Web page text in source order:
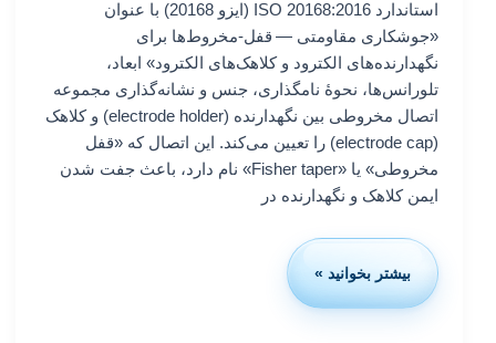
استاندارد ISO 20168:2016 (ایزو 20168) با عنوان
«جوشکاری مقاومتی — قفل-مخروط‌ها برای
نگهدارنده‌های الکترود و کلاهک‌های الکترود» ابعاد،
تلورانس‌ها، نحوهٔ نامگذاری، جنس و نشانه‌گذاری مجموعه
اتصال مخروطی بین نگهدارنده (electrode holder) و کلاهک
(electrode cap) را تعیین می‌کند. این اتصال که «قفل
مخروطی» یا «Fisher taper» نام دارد، باعث جفت‌ شدن
ایمن کلاهک و نگهدارنده در
استاندارد
ایزو
بیشتر بخوانید »